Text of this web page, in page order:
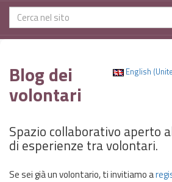
English
Blog dei
volontari
Spazio collaborativo aperto
di esperienze tra volontari.
Se sei già un volontario, ti invitiamo a